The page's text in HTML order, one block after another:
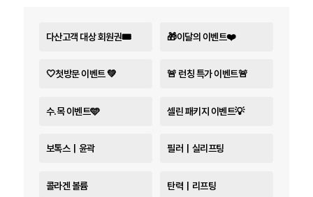
다산고객 대상 회원권🎟️ 🎁이달의 이벤트❤️
🤍첫방문 이벤트 💚 🚨 런칭 특가 이벤트🚨
수.목 이벤트🩵 셀린 패키지 이벤트💡
보톡스｜윤곽 필러｜실리프팅
콜라겐 볼륨 탄력｜리프팅